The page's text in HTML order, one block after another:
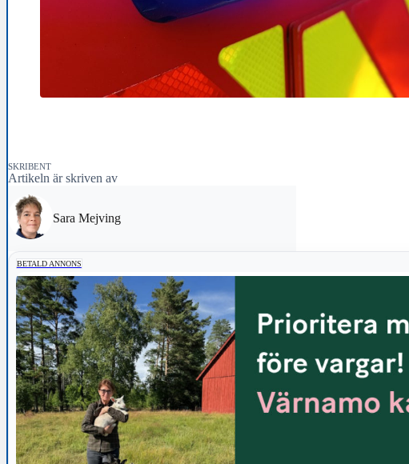
SKRIBENT
Artikeln är skriven av
Sara Mejving
BETALD ANNONS